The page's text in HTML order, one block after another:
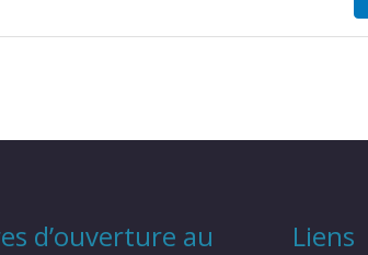
d’ouverture au
Liens